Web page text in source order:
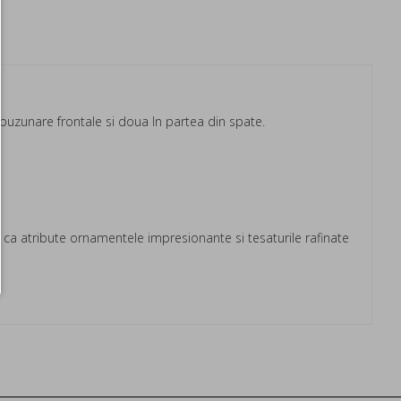
frontale si doua In partea din spate.
ca atribute ornamentele impresionante si tesaturile rafinate